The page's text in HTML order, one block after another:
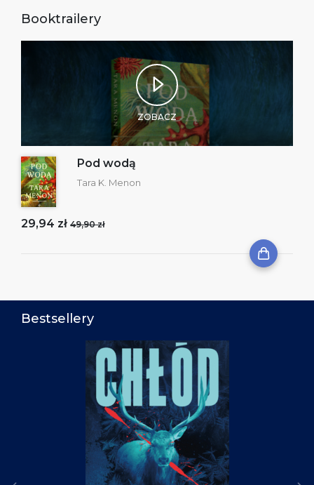
Booktrailery
ZOBACZ
Pod wodą
Tara K. Menon
29,94 zł 49,90 zł
Bestsellery